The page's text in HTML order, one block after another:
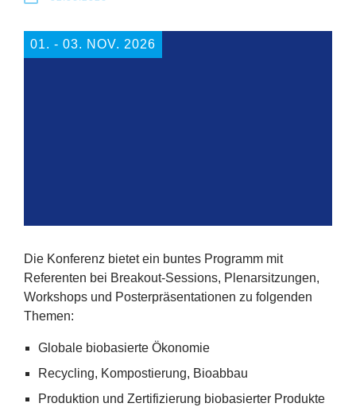
Erfolge
Fördermöglichkeiten
01. ‐ 03. NOV. 2026
Die Konferenz bietet ein buntes Programm mit
Referenten bei Breakout-Sessions, Plenarsitzungen,
Workshops und Posterpräsentationen zu folgenden
Themen:
Globale biobasierte Ökonomie
Recycling, Kompostierung, Bioabbau
Produktion und Zertifizierung biobasierter Produkte